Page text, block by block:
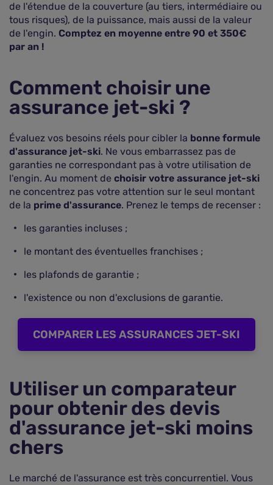
de l'étendue de la couverture (au tiers, intermédiaire ou
tous risques), de la puissance, mais aussi de la valeur
de l'engin. Comptez en moyenne entre 90 et 350€
par an !
Comment choisir une
assurance jet-ski ?
Évaluez vos besoins réels pour cibler la bonne formule
d'assurance jet-ski. Ne vous embarrassez pas de
garanties ne correspondant pas à votre utilisation de
l'engin. Au moment de choisir votre assurance jet-ski
ne concentrez pas votre attention sur le seul montant
de la prime d'assurance. Prenez le temps de recenser :
les garanties incluses ;
le montant des éventuelles franchises ;
les plafonds de garantie ;
l'existence ou non d'exclusions de garantie.
COMPARER LES ASSURANCES JET-SKI
Utiliser un comparateur
pour obtenir des devis
d'assurance jet-ski moins
chers
Le marché de l'assurance est très concurrentiel. Vous